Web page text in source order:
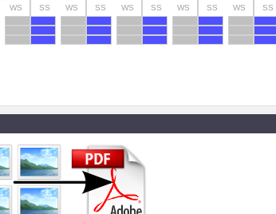
WS SS WS SS WS SS WS SS WS SS